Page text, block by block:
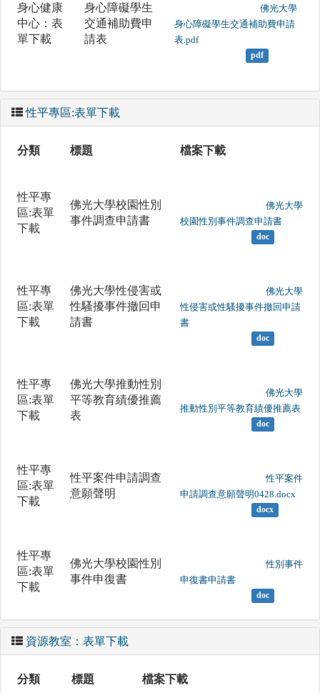
身心健康
中心：表
單下載
身心障礙學生
交通補助費申
請表
身心障礙學生交通補助費申請
表.pdf
pdf
性平專區:表單下載
分類 標題 檔案下載
性平專
區:表單
下載
佛光大學校園性別
事件調查申請書
校園性別事件調查申請書
doc
性平專
區:表單
下載
佛光大學性侵害或
性騷擾事件撤回申
請書
性侵害或性騷擾事件撤回申請
書
doc
性平專
區:表單
下載
佛光大學推動性別
平等教育績優推薦
表
推動性別平等教育績優推薦表
doc
性平專
區:表單
下載
性平案件申請調查
意願聲明
申請調查意願聲明0428.docx
docx
性平專
區:表單
下載
佛光大學校園性別
事件申復書
申復書申請書
doc
資源教室：表單下載
分類 標題 檔案下載